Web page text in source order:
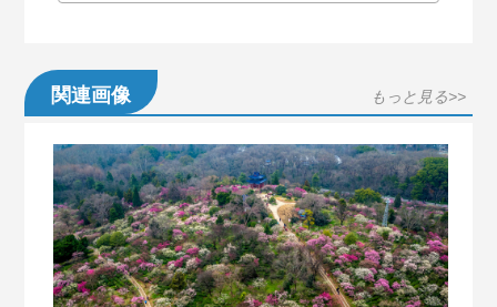
関連画像 もっと見る>>